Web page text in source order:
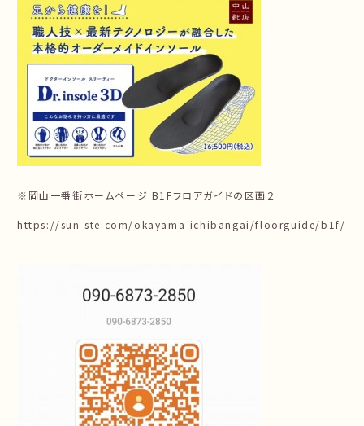
※岡山一番街ホームページ B1Fフロアガイドの区画２
https://sun-ste.com/okayama-ichibangai/floorguide/b1f/